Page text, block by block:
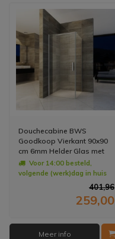
Douchecabine BWS
Goodkoop Vierkant 90x90
cm 6mm Helder Glas met
Nanocoating
Voor 14:00 besteld,
volgende (werk)dag in huis
401,96
259,00
Meer info